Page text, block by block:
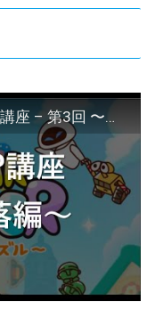
【ピクサータワー】ウデマエUP講座 – 第3回 〜スマホ即落とし編〜 87星3クリア